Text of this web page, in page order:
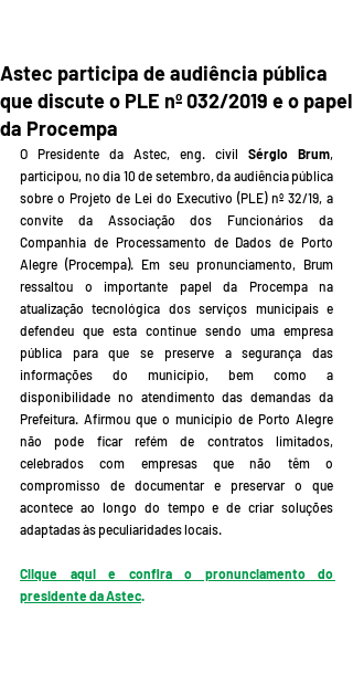
Astec participa de audiência pública
que discute o PLE nº 032/2019 e o papel
da Procempa
O Presidente da Astec, eng. civil Sérgio Brum,
participou, no dia 10 de setembro, da audiência pública
sobre o Projeto de Lei do Executivo (PLE) nº 32/19, a
convite da Associação dos Funcionários da
Companhia de Processamento de Dados de Porto
Alegre (Procempa). Em seu pronunciamento, Brum
ressaltou o importante papel da Procempa na
atualização tecnológica dos serviços municipais e
defendeu que esta continue sendo uma empresa
pública para que se preserve a segurança das
informações do município, bem como a
disponibilidade no atendimento das demandas da
Prefeitura. Afirmou que o município de Porto Alegre
não pode ficar refém de contratos limitados,
celebrados com empresas que não têm o
compromisso de documentar e preservar o que
acontece ao longo do tempo e de criar soluções
adaptadas às peculiaridades locais.
Clique aqui e confira o pronunciamento do
presidente da Astec.